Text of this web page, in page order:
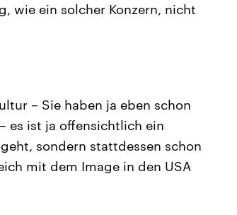
wie ein solcher Konzern, nicht
– Sie haben ja eben schon
es ist ja offensichtlich ein
sondern stattdessen schon
mit dem Image in den USA